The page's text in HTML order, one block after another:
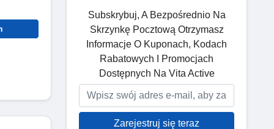
Subskrybuj, A Bezpośrednio Na
Skrzynkę Pocztową Otrzymasz
Informacje O Kuponach, Kodach
Rabatowych I Promocjach
Dostępnych Na Vita Active
Zarejestruj się teraz